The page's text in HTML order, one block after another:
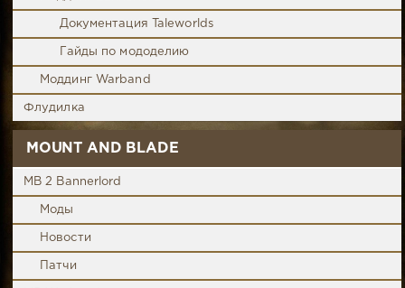
Документация Taleworlds
Гайды по мододелию
Моддинг Warband
Флудилка
MOUNT AND BLADE
MB 2 Bannerlord
Моды
Новости
Патчи